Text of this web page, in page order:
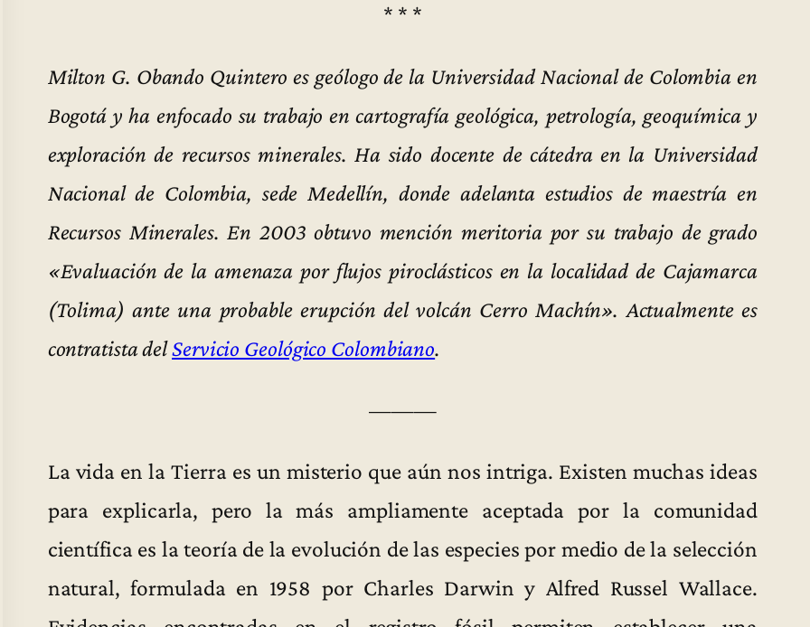
* * *
Milton G. Obando Quintero es geólogo de la Universidad Nacional de Colombia en
Bogotá y ha enfocado su trabajo en cartografía geológica, petrología, geoquímica y
exploración de recursos minerales. Ha sido docente de cátedra en la Universidad
Nacional de Colombia, sede Medellín, donde adelanta estudios de maestría en
Recursos Minerales. En 2003 obtuvo mención meritoria por su trabajo de grado
«Evaluación de la amenaza por flujos piroclásticos en la localidad de Cajamarca
(Tolima) ante una probable erupción del volcán Cerro Machín». Actualmente es
contratista delServicio Geológico Colombiano.
———
La vida en la Tierra es un misterio que aún nos intriga. Existen muchas ideas
para explicarla, pero la más ampliamente aceptada por la comunidad
científica es la teoría de la evolución de las especies por medio de la selección
natural, formulada en 1958 por Charles Darwin y Alfred Russel Wallace.